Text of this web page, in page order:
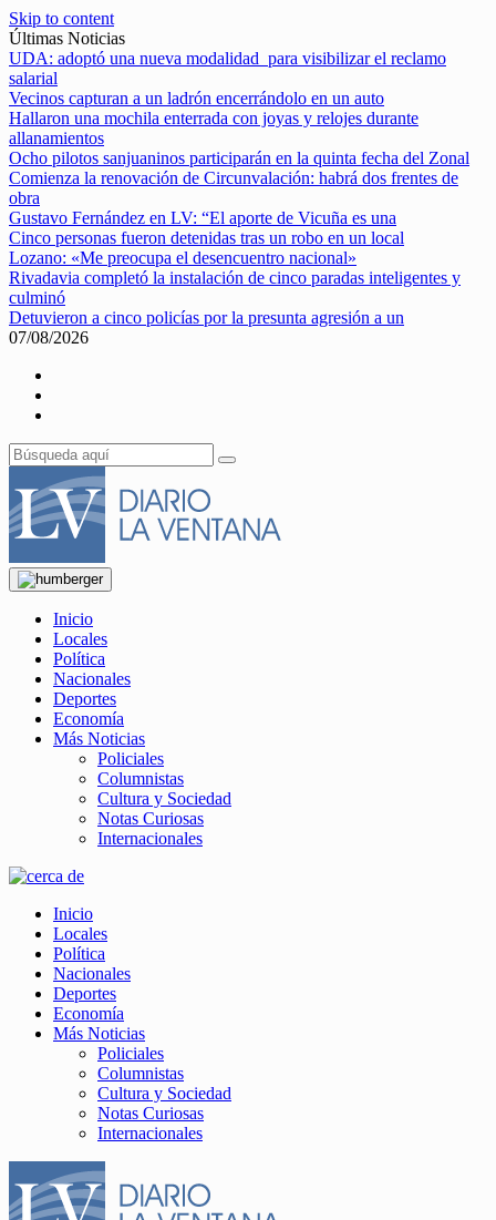
Skip to content
Últimas Noticias
UDA: adoptó una nueva modalidad para visibilizar el reclamo
salarial
Vecinos capturan a un ladrón encerrándolo en un auto
Hallaron una mochila enterrada con joyas y relojes durante
allanamientos
Ocho pilotos sanjuaninos participarán en la quinta fecha del Zonal
Comienza la renovación de Circunvalación: habrá dos frentes de
obra
Gustavo Fernández en LV: “El aporte de Vicuña es una
Cinco personas fueron detenidas tras un robo en un local
Lozano: «Me preocupa el desencuentro nacional»
Rivadavia completó la instalación de cinco paradas inteligentes y
culminó
Detuvieron a cinco policías por la presunta agresión a un
07/08/2026
Inicio
Locales
Política
Nacionales
Deportes
Economía
Más Noticias
Policiales
Columnistas
Cultura y Sociedad
Notas Curiosas
Internacionales
Inicio
Locales
Política
Nacionales
Deportes
Economía
Más Noticias
Policiales
Columnistas
Cultura y Sociedad
Notas Curiosas
Internacionales